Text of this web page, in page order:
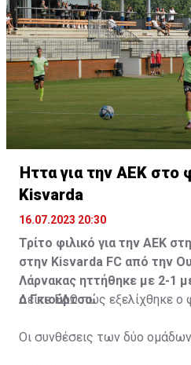
Ήττα για την ΑΕΚ στο
Kisvarda
16.07.2023 20:30
Τρίτο φιλικό για την ΑΕΚ
στην Kisvarda FC από την
Λάρνακας ηττήθηκε με 2-1
ο Γκιούρτσο.
ΔείτεΕΔΩπώς εξελίχθηκε ο
Οι συνθέσεις των δύο